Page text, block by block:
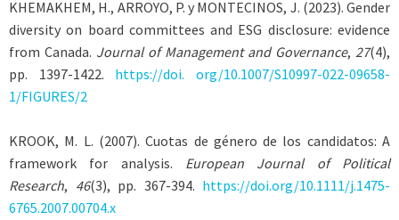
KHEMAKHEM, H., ARROYO, P. y MONTECINOS, J. (2023). Gender
diversity on board committees and ESG disclosure: evidence
from Canada. Journal of Management and Governance, 27(4),
pp. 1397-1422. https://doi. org/10.1007/S10997-022-09658-
1/FIGURES/2
KROOK, M. L. (2007). Cuotas de género de los candidatos: A
framework for analysis. European Journal of Political
Research, 46(3), pp. 367-394. https://doi.org/10.1111/j.1475-
6765.2007.00704.x